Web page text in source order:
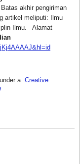
akhir pengiriman
artikel meliputi: Ilmu
Ilmu. Alamat
a Creative